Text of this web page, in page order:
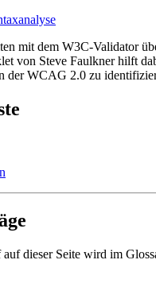
mit dem W3C-Validator
von Steve Faulkner hilft
der WCAG 2.0 zu
dieser Seite wird im